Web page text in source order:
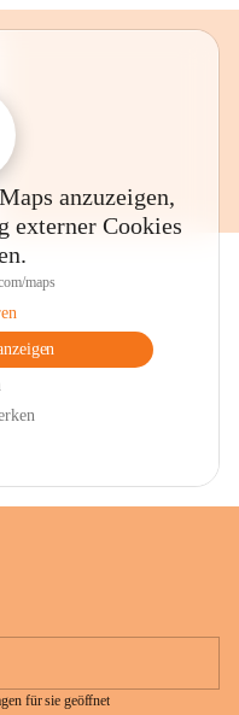
anzuzeigen,
externer Cookies
maps
für sie geöffnet